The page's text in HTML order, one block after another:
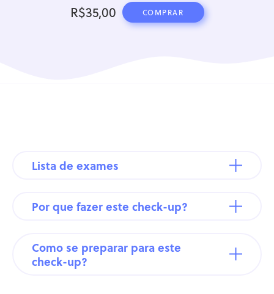
R$35,00 COMPRAR
Lista de exames
Por que fazer este check-up?
Como se preparar para este
check-up?